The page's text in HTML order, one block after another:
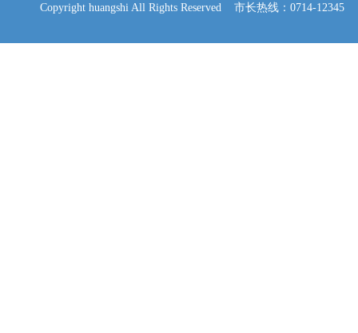
Copyright huangshi All Rights Reserved 市长热线：0714-12345